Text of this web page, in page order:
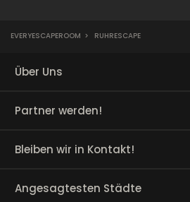
EVERYESCAPEROOM > RUHRESCAPE
Über Uns
Partner werden!
Bleiben wir in Kontakt!
Angesagtesten Städte